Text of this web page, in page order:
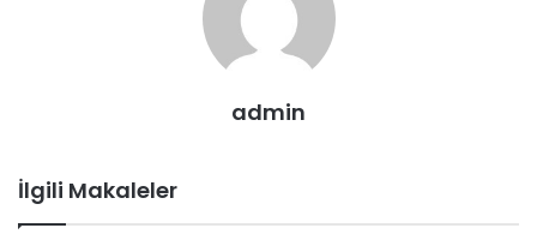
admin
İlgili Makaleler